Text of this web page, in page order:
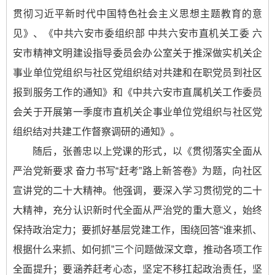
贯彻习近平新时代中国特色社会主义思想主题教育的意
见》、《中共六安市委组织部 中共六安市直机关工委 六
安市精神文明建设指导委员会办公室关于推深做实机关企
事业单位党组织与社区党组织结对共建和在职党员到社区
报到服务工作的通知》和《中共六安市直属机关工作委员
会关于开展第一季度市直机关企事业单位党组织与社区党
组织结对共建工作督察调研的通知》。
随后，张善忠以上党课的形式，以《贯彻落实全面从
严治党新要求 奋力书写“赶考”路上新答卷》为题，向社区
宣讲党的二十大精神。他强调，要深入学习贯彻党的二十
大精神，充分认识新时代全面从严治党的重大意义，始终
保持政治定力；要抓好基层党建工作，围绕回答“谁来抓、
根据什么来抓、如何抓”三个问题做深文章，推动各项工作
全面提升；要涵养赶考心态，坚定不移扛起政治责任，坚